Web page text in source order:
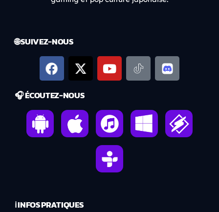
🌐 SUIVEZ-NOUS
🎧 ÉCOUTEZ-NOUS
ℹ️ INFOS PRATIQUES